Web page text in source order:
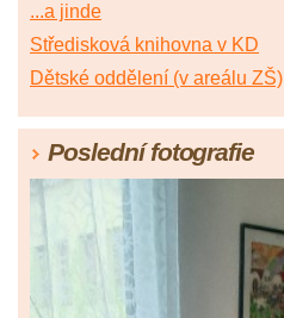
...a jinde
Středisková knihovna v KD
Dětské oddělení (v areálu ZŠ)
Poslední fotografie